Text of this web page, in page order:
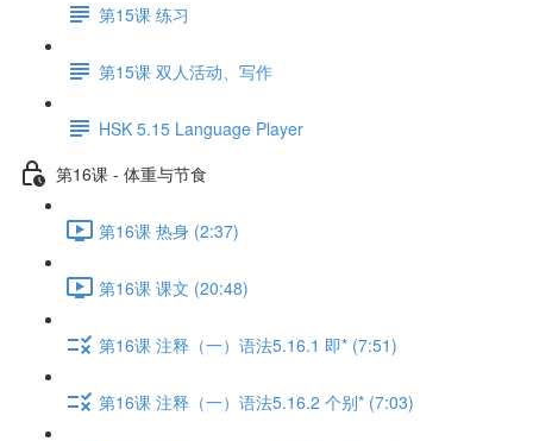
第15课 练习
第15课 双人活动、写作
HSK 5.15 Language Player
第16课 - 体重与节食
第16课 热身 (2:37)
第16课 课文 (20:48)
第16课 注释（一）语法5.16.1 即* (7:51)
第16课 注释（一）语法5.16.2 个别* (7:03)